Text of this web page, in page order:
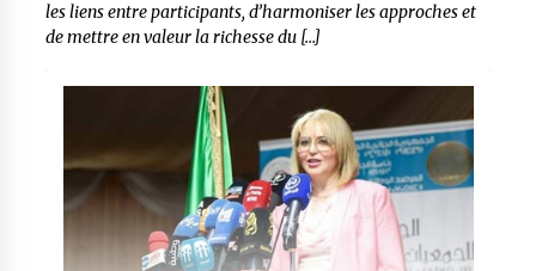
les liens entre participants, d’harmoniser les approches et
de mettre en valeur la richesse du […]